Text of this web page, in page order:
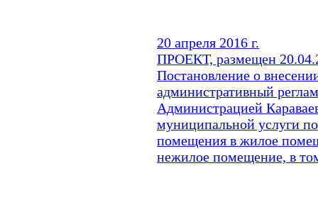
20 апреля 2016 г.
ПРОЕКТ, размещен
Постановление о
административный
Администрацией
муниципальной услуги
помещения в жилое
нежилое помещение, в